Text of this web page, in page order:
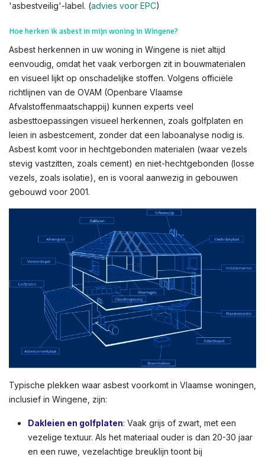
'asbestveilig'-label. (advies voor EPC)
Hoe herken ik asbest in mijn woning in Wingene?
Asbest herkennen in uw woning in Wingene is niet altijd
eenvoudig, omdat het vaak verborgen zit in bouwmaterialen
en visueel lijkt op onschadelijke stoffen. Volgens officiële
richtlijnen van de OVAM (Openbare Vlaamse
Afvalstoffenmaatschappij) kunnen experts veel
asbesttoepassingen visueel herkennen, zoals golfplaten en
leien in asbestcement, zonder dat een laboanalyse nodig is.
Asbest komt voor in hechtgebonden materialen (waar vezels
stevig vastzitten, zoals cement) en niet-hechtgebonden (losse
vezels, zoals isolatie), en is vooral aanwezig in gebouwen
gebouwd voor 2001.
Typische plekken waar asbest voorkomt in Vlaamse woningen,
inclusief in Wingene, zijn:
Dakleien en golfplaten: Vaak grijs of zwart, met een
vezelige textuur. Als het materiaal ouder is dan 20-30 jaar
en een ruwe, vezelachtige breuklijn toont bij